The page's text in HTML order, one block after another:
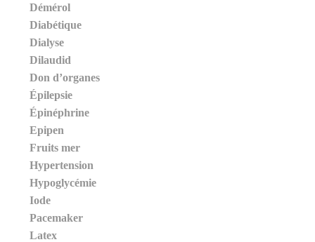
Démérol
Diabétique
Dialyse
Dilaudid
Don d’organes
Épilepsie
Épinéphrine
Epipen
Fruits mer
Hypertension
Hypoglycémie
Iode
Pacemaker
Latex